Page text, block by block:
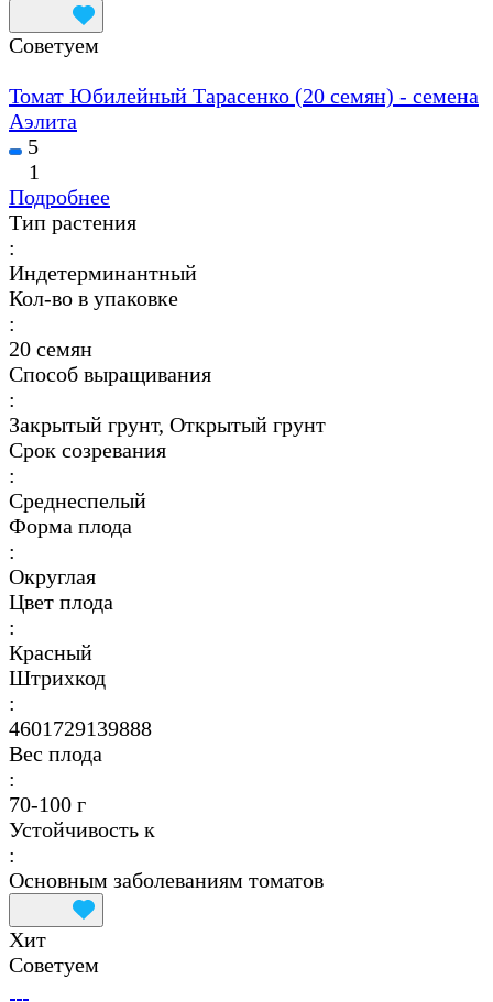
Советуем
Томат Юбилейный Тарасенко (20 семян) - семена
Аэлита
5
1
Подробнее
Тип растения
:
Индетерминантный
Кол-во в упаковке
:
20 семян
Способ выращивания
:
Закрытый грунт, Открытый грунт
Срок созревания
:
Среднеспелый
Форма плода
:
Округлая
Цвет плода
:
Красный
Штрихкод
:
4601729139888
Вес плода
:
70-100 г
Устойчивость к
:
Основным заболеваниям томатов
Хит
Советуем